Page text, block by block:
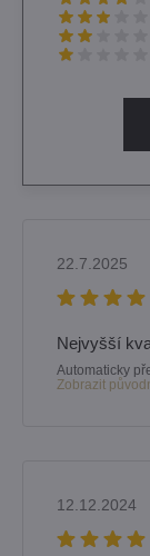
22.7.2025
Nejvyšší
Automaticky
Zobrazit
12.12.2024